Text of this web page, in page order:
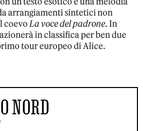
arrangiamenti sintetici non
coevoLa voce del padrone. In
in classifica per ben due
tour europeo di Alice.
NORD